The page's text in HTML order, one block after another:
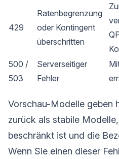
429
Ratenbegrenzung
oder Kontingent
überschritten
500 /
503
Serverseitiger
Fehler
Vorschau-Modelle geben
zurück als stabile
beschränkt ist und die
Wenn Sie einen dieser